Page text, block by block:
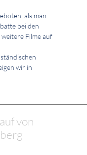
als man
bei den
Filme auf
wir in
von